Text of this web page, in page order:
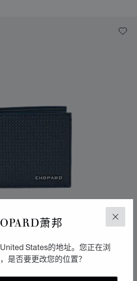
关闭
萧邦
States的地址。您正在浏
是否要更改您的位置？
转到幻灯片 1转到幻灯片 2
转到幻灯片 3